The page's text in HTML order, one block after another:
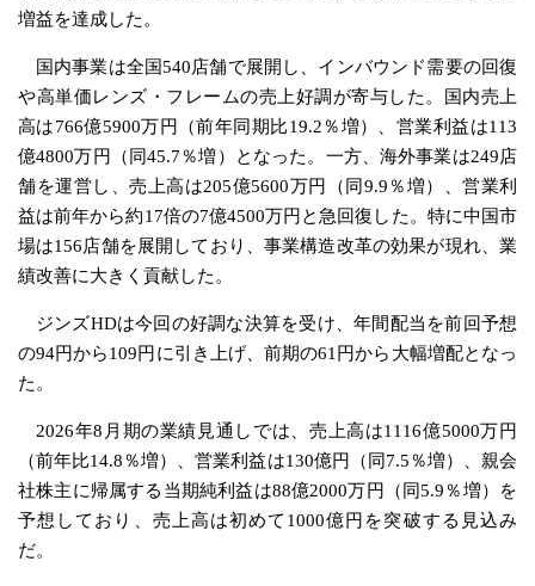
増益を達成した。
国内事業は全国540店舗で展開し、インバウンド需要の回復
や高単価レンズ・フレームの売上好調が寄与した。国内売上
高は766億5900万円（前年同期比19.2％増）、営業利益は113
億4800万円（同45.7％増）となった。一方、海外事業は249店
舗を運営し、売上高は205億5600万円（同9.9％増）、営業利
益は前年から約17倍の7億4500万円と急回復した。特に中国市
場は156店舗を展開しており、事業構造改革の効果が現れ、業
績改善に大きく貢献した。
ジンズHDは今回の好調な決算を受け、年間配当を前回予想
の94円から109円に引き上げ、前期の61円から大幅増配となっ
た。
2026年8月期の業績見通しでは、売上高は1116億5000万円
（前年比14.8％増）、営業利益は130億円（同7.5％増）、親会
社株主に帰属する当期純利益は88億2000万円（同5.9％増）を
予想しており、売上高は初めて1000億円を突破する見込み
だ。